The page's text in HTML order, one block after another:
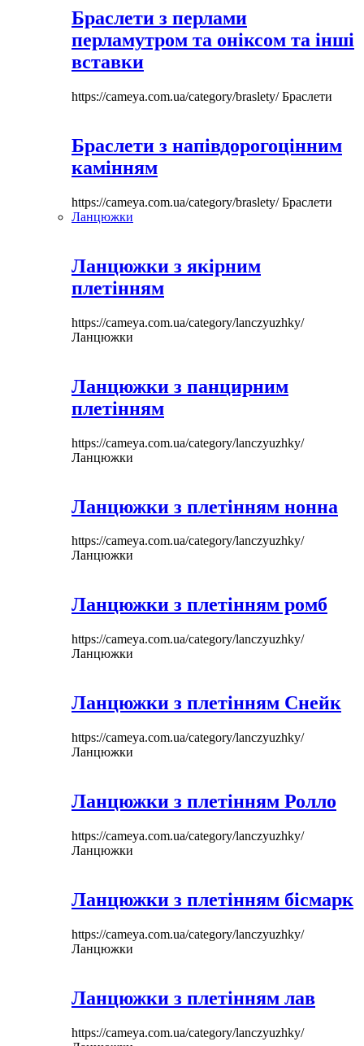
Браслети з перлами
перламутром та оніксом та інші
вставки
https://cameya.com.ua/category/braslety/Браслети
Браслети з напівдорогоцінним
камінням
https://cameya.com.ua/category/braslety/Браслети
Ланцюжки
Ланцюжки з якірним
плетінням
https://cameya.com.ua/category/lanczyuzhky/
Ланцюжки
Ланцюжки з панцирним
плетінням
https://cameya.com.ua/category/lanczyuzhky/
Ланцюжки
Ланцюжки з плетінням нонна
https://cameya.com.ua/category/lanczyuzhky/
Ланцюжки
Ланцюжки з плетінням ромб
https://cameya.com.ua/category/lanczyuzhky/
Ланцюжки
Ланцюжки з плетінням Снейк
https://cameya.com.ua/category/lanczyuzhky/
Ланцюжки
Ланцюжки з плетінням Ролло
https://cameya.com.ua/category/lanczyuzhky/
Ланцюжки
Ланцюжки з плетінням бісмарк
https://cameya.com.ua/category/lanczyuzhky/
Ланцюжки
Ланцюжки з плетінням лав
https://cameya.com.ua/category/lanczyuzhky/